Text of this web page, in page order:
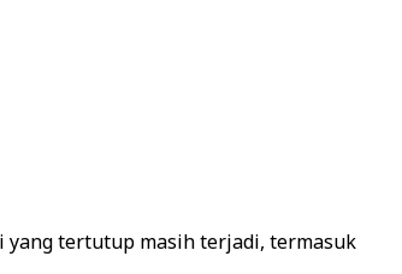
yang tertutup masih terjadi, termasuk